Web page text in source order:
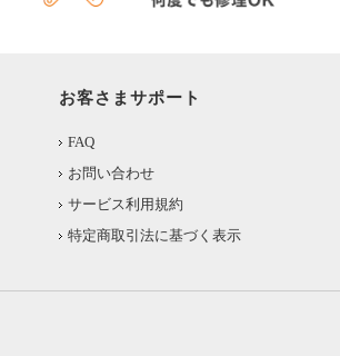
お客さまサポート
FAQ
お問い合わせ
サービス利用規約
特定商取引法に基づく表示